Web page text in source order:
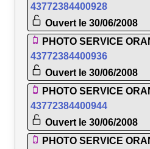
43772384400928
Ouvert le 30/06/2008
PHOTO SERVICE
43772384400936
Ouvert le 30/06/2008
PHOTO SERVICE
43772384400944
Ouvert le 30/06/2008
PHOTO SERVICE